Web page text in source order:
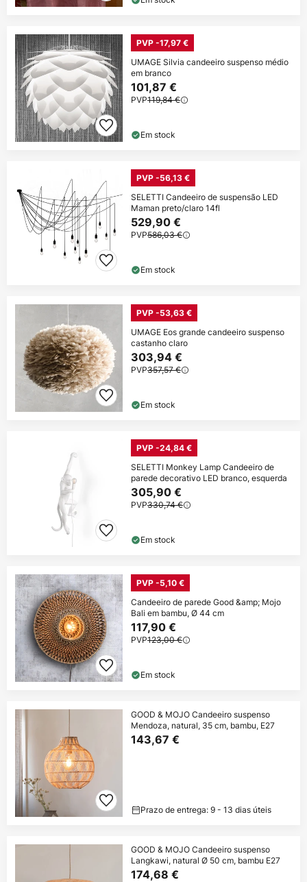
PVP -17,97 €
UMAGE Silvia candeeiro suspenso médio
em branco
101,87 €
PVP119,84 €
Em stock
PVP -56,13 €
SELETTI Candeeiro de suspensão LED
Maman preto/claro 14fl
529,90 €
PVP586,03 €
Em stock
PVP -53,63 €
UMAGE Eos grande candeeiro suspenso
castanho claro
303,94 €
PVP357,57 €
Em stock
PVP -24,84 €
SELETTI Monkey Lamp Candeeiro de
parede decorativo LED branco, esquerda
305,90 €
PVP330,74 €
Em stock
PVP -5,10 €
Candeeiro de parede Good &amp; Mojo
Bali em bambu, Ø 44 cm
117,90 €
PVP123,00 €
Em stock
GOOD & MOJO Candeeiro suspenso
Mendoza, natural, 35 cm, bambu, E27
143,67 €
Prazo de entrega: 9 - 13 dias úteis
GOOD & MOJO Candeeiro suspenso
Langkawi, natural Ø 50 cm, bambu E27
174,68 €